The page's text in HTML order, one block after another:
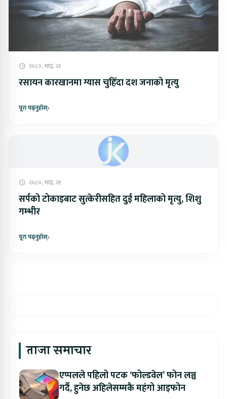
२०८०, भाद्र, २२
रसायन कारखानमा ग्यास चुहिँदा दश जनाको मृत्यु
पूरा पढ्नुहोस्›
२०८०, भाद्र, २१
सर्पको टोकाइबाट सुत्केरीसहित दुई महिलाको मृत्यु, शिशु
गम्भीर
पूरा पढ्नुहोस्›
ताजा समाचार
एप्पलले पहिलो पटक ‘फोल्डवेल’ फोन लञ्च
गर्दै, हुनेछ अहिलेसम्मकै महंगो आइफोन